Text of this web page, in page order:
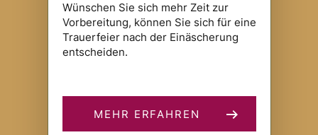
Wünschen Sie sich mehr Zeit zur
Vorbereitung, können Sie sich für eine
Trauerfeier nach der Einäscherung
entscheiden.
MEHR ERFAHREN